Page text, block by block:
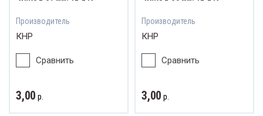
Производитель
КНР
Сравнить
3,00 р.
Производитель
КНР
Сравнить
3,00 р.